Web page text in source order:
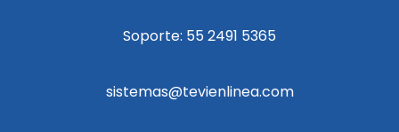
Soporte: 55 2491 5365
sistemas@tevienlinea.com